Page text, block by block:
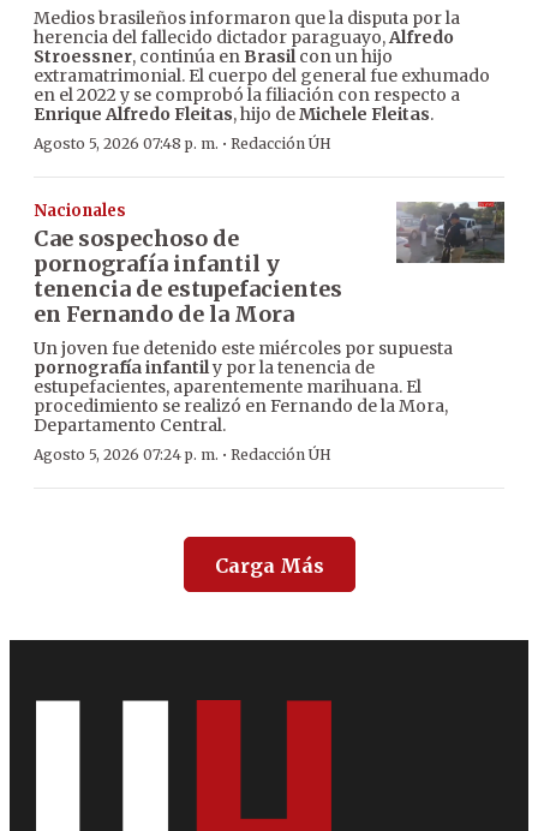
Medios brasileños informaron que la disputa por la
herencia del fallecido dictador paraguayo,Alfredo
Stroessner, continúa en Brasilcon un hijo
extramatrimonial. El cuerpo del general fue exhumado
en el 2022 y se comprobó la filiación con respecto a
Enrique Alfredo Fleitas, hijo deMichele Fleitas.
Agosto 5, 2026 07:48 p. m. · Redacción ÚH
Nacionales
Cae sospechoso de
pornografía infantil y
tenencia de estupefacientes
en Fernando de la Mora
Un joven fue detenido este miércoles por supuesta
pornografía infantily por la tenencia de
estupefacientes, aparentemente marihuana. El
procedimiento se realizó en Fernando de la Mora,
Departamento Central.
Agosto 5, 2026 07:24 p. m. · Redacción ÚH
Carga Más